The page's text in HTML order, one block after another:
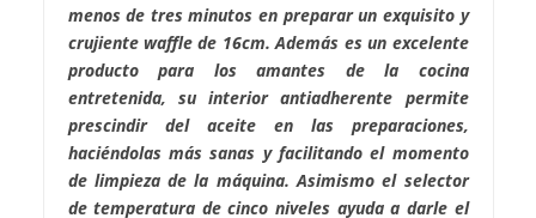
menos de tres minutos en preparar un exquisito y
crujiente waffle de 16cm. Además es un excelente
producto para los amantes de la cocina
entretenida, su interior antiadherente permite
prescindir del aceite en las preparaciones,
haciéndolas más sanas y facilitando el momento
de limpieza de la máquina. Asimismo el selector
de temperatura de cinco niveles ayuda a darle el